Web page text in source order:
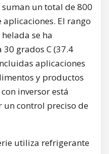
un total de 800
El rango
se ha
grados C (37.4
aplicaciones
y productos
inversor está
control preciso de
utiliza refrigerante